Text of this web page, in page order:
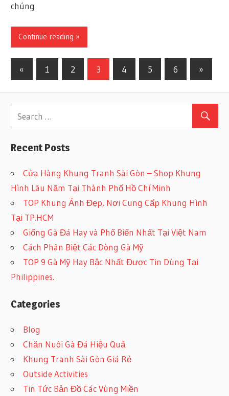
chúng
Continue reading »
Posts
navigation
« Previous
Posts
1 2 3 4 5 6
Next
Posts
»
Recent Posts
Cửa Hàng Khung Tranh Sài Gòn – Shop Khung
Hình Lâu Năm Tại Thành Phố Hồ Chí Minh
TOP Khung Ảnh Đẹp, Nơi Cung Cấp Khung Hình
Tại TP.HCM
Giống Gà Đá Hay và Phổ Biến Nhất Tại Việt Nam
Cách Phân Biệt Các Dòng Gà Mỹ
TOP 9 Gà Mỹ Hay Bậc Nhất Được Tin Dùng Tại
Philippines.
Categories
Blog
Chăn Nuôi Gà Đá Hiệu Quả
Khung Tranh Sài Gòn Giá Rẻ
Outside Activities
Tin Tức Bản Đồ Các Vùng Miền